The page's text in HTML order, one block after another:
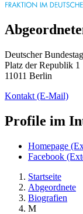
Deutscher Bundestag
Platz der Republik 1
11011 Berlin
Kontakt (E-Mail)
Profile im
Homepage
Facebook
Startseite
Abgeordnete
Biografien
M